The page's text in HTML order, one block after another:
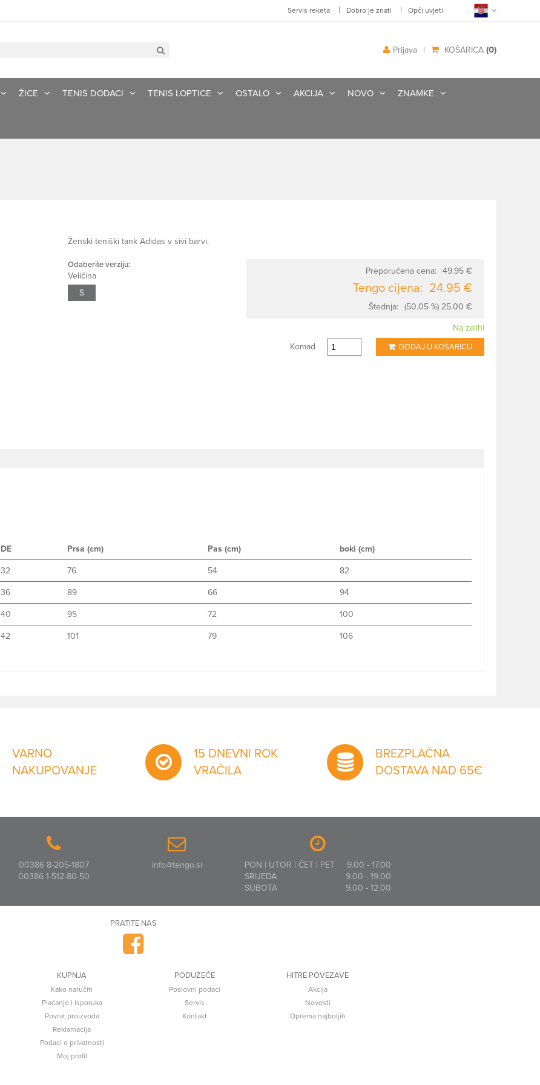
Servis reketa | Dobro je znati | Opči uvjeti
KOŠARICA (0)
|
Prijava
ŽICE TENIS DODACI TENIS LOPTICE OSTALO AKCIJA NOVO ZNAMKE
Ženski teniški tank Adidas v sivi barvi.
Odaberite verziju:
Veličina
S
Preporučena cena: 49.95 €
Tengo cijena: 24.95 €
Štednja: (50.05 %) 25.00 €
Na zalihi
Komad
DODAJ U KOŠARICU
DE Prsa (cm) Pas (cm) boki (cm)
32 76 54 82
36 89 66 94
40 95 72 100
42 101 79 106
VARNO
NAKUPOVANJE
15 DNEVNI ROK
VRAČILA
BREZPLAČNA
DOSTAVA NAD 65€
00386 8-205-1807
00386 1-512-80-50
info@tengo.si PON | UTOR | ČET | PET
9.00 - 17.00
SRIJEDA
9.00 - 19.00
SUBOTA
9.00 - 12.00
PRATITE NAS
KUPNJA
Kako naručiti
Plaćanje i isporuka
Povrat proizvoda
Reklamacija
Podaci o privatnosti
Moj profil
PODUZEČE
Poslovni podaci
Servis
Kontakt
HITRE POVEZAVE
Akcija
Novosti
Oprema najboljih